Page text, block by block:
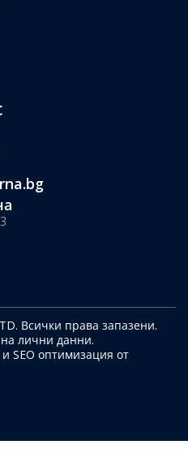
Всички права запазени.
лични данни.
и SEO оптимизация от